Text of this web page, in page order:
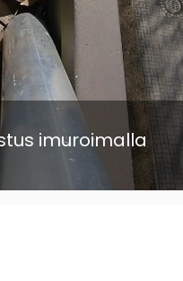
imuroimalla